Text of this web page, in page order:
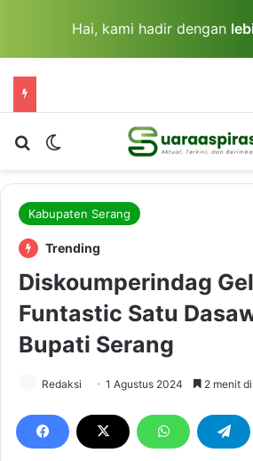
Hai, kami hadir dengan
Cari berita...Switch skin
Kabupaten Serang
Trending
Diskoumperindag
Funtastic Satu
Bupati Serang
Redaksi 1 Agustus 2024 2 menit